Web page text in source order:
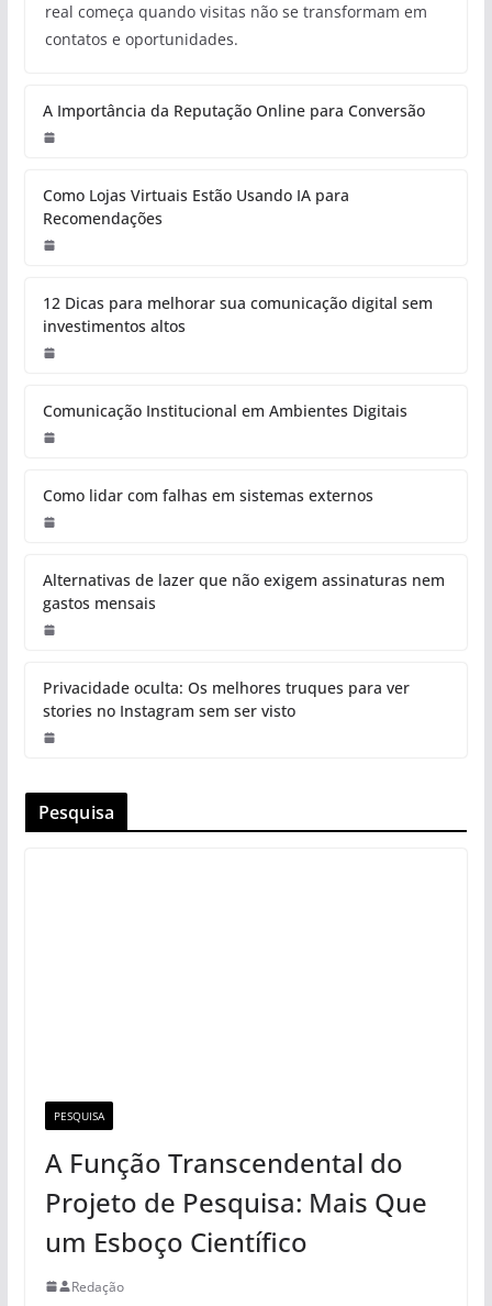
real começa quando visitas não se transformam em
contatos e oportunidades.
A Importância da Reputação Online para Conversão
Como Lojas Virtuais Estão Usando IA para
Recomendações
12 Dicas para melhorar sua comunicação digital sem
investimentos altos
Comunicação Institucional em Ambientes Digitais
Como lidar com falhas em sistemas externos
Alternativas de lazer que não exigem assinaturas nem
gastos mensais
Privacidade oculta: Os melhores truques para ver
stories no Instagram sem ser visto
Pesquisa
PESQUISA
A Função Transcendental do
Projeto de Pesquisa: Mais Que
um Esboço Científico
Redação